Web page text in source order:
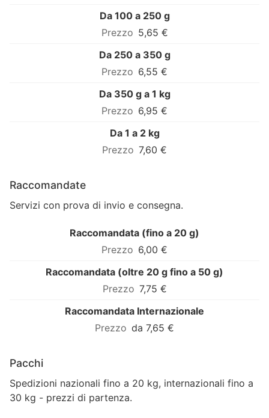
Da 100 a 250 g
5,65 €
Da 250 a 350 g
6,55 €
Da 350 g a 1 kg
6,95 €
Da 1 a 2 kg
7,60 €
Raccomandate
Servizi con prova di invio e consegna.
Raccomandata (fino a 20 g)
6,00 €
Raccomandata (oltre 20 g fino a 50 g)
7,75 €
Raccomandata Internazionale
da 7,65 €
Pacchi
Spedizioni nazionali fino a 20 kg, internazionali fino a
30 kg - prezzi di partenza.